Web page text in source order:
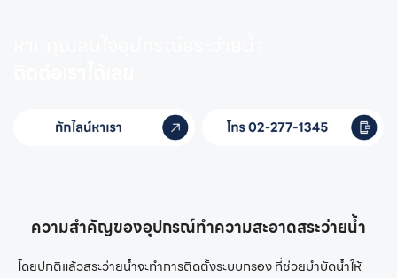
ความสำคัญของอุปกรณ์ทำความสะอาดสระว่ายน้ำ
โดยปกติแล้วสระว่ายน้ำจะทำการติดตั้งระบบกรอง ที่ช่วยบำบัดน้ำให้